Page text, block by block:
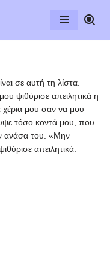
σε αυτή τη λίστα.
ψιθύρισε απειλητικά η
μου σαν να μου
τόσο κοντά μου, που
ανάσα του. «Μην
απειλητικά.